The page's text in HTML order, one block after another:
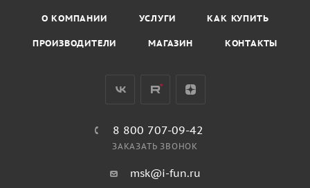
О КОМПАНИИ УСЛУГИ КАК КУПИТЬ
ПРОИЗВОДИТЕЛИ МАГАЗИН КОНТАКТЫ
8 800 707-09-42
ЗАКАЗАТЬ ЗВОНОК
msk@i-fun.ru